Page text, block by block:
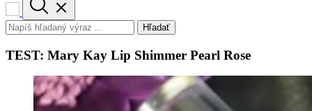
Hľadať
TEST: Mary Kay Lip Shimmer Pearl Rose